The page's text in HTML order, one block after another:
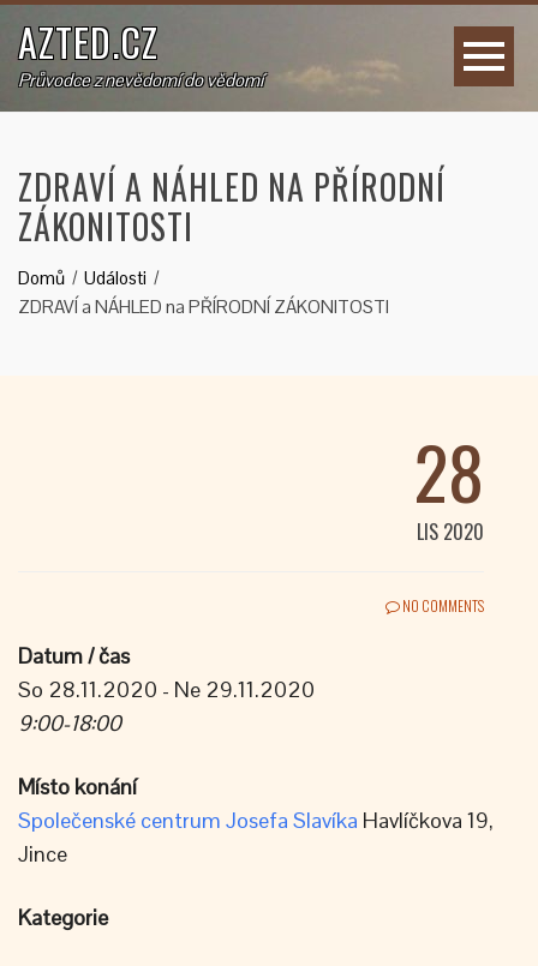
AZTED.CZ
Průvodce z nevědomí do vědomí
ZDRAVÍ A NÁHLED NA PŘÍRODNÍ
ZÁKONITOSTI
Domů
Události
ZDRAVÍ a NÁHLED na PŘÍRODNÍ ZÁKONITOSTI
28
LIS 2020
NO COMMENTS
Datum / čas
So 28.11.2020 - Ne 29.11.2020
9:00-18:00
Místo konání
Společenské centrum Josefa Slavíka Havlíčkova 19,
Jince
Kategorie